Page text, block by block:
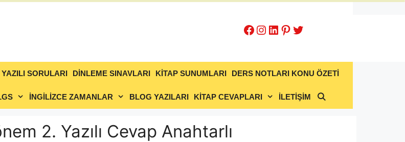
Facebook
Instagram
LinkedIn
Pinterest
Twitter
YAZILI SORULARI DİNLEME SINAVLARI KİTAP SUNUMLARI DERS NOTLARI KONU ÖZETİ
İNGİLİZCE ZAMANLAR BLOG YAZILARI KİTAP CEVAPLARI İLETİŞİM
2. Yazılı Cevap Anahtarlı